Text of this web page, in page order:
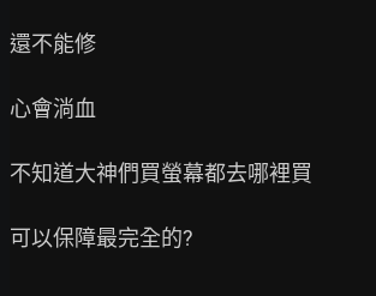
還不能修
心會淌血
不知道大神們買螢幕都去哪裡買
可以保障最完全的?